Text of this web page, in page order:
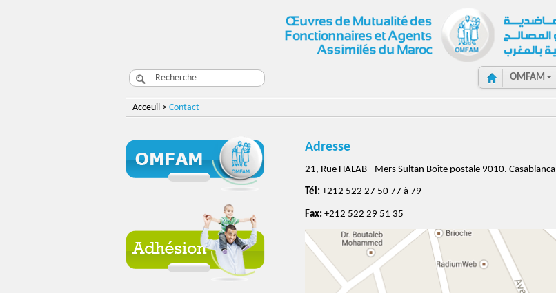
OMFAM
Acceuil > Contact
Adresse
21, Rue HALAB - Mers Sultan Boîte postale 9010. Casablanca
Tél: +212 522 27 50 77 à 79
Fax: +212 522 29 51 35